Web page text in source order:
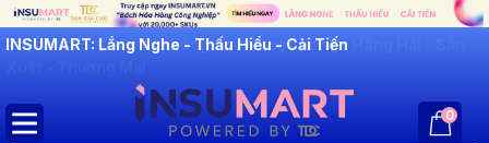
INSUMART: Lắng Nghe - Thấu Hiểu - Cải Tiến
0